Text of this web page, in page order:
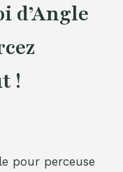
d’Angle
!
pour perceuse